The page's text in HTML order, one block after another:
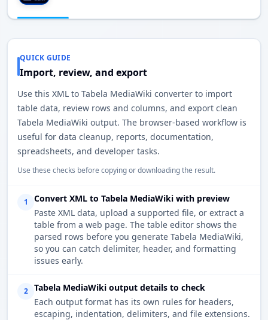
QUICK GUIDE
Import, review, and export
Use this XML to Tabela MediaWiki converter to import
table data, review rows and columns, and export clean
Tabela MediaWiki output. The browser-based workflow is
useful for data cleanup, reports, documentation,
spreadsheets, and developer tasks.
Use these checks before copying or downloading the result.
1
Convert XML to Tabela MediaWiki with preview
Paste XML data, upload a supported file, or extract a
table from a web page. The table editor shows the
parsed rows before you generate Tabela MediaWiki,
so you can catch delimiter, header, and formatting
issues early.
2
Tabela MediaWiki output details to check
Each output format has its own rules for headers,
escaping, indentation, delimiters, and file extensions.